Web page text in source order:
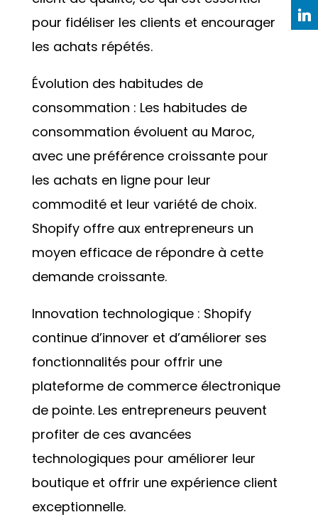
pour fidéliser les clients et encourager
les achats répétés.
Évolution des habitudes de
consommation : Les habitudes de
consommation évoluent au Maroc,
avec une préférence croissante pour
les achats en ligne pour leur
commodité et leur variété de choix.
Shopify offre aux entrepreneurs un
moyen efficace de répondre à cette
demande croissante.
Innovation technologique : Shopify
continue d’innover et d’améliorer ses
fonctionnalités pour offrir une
plateforme de commerce électronique
de pointe. Les entrepreneurs peuvent
profiter de ces avancées
technologiques pour améliorer leur
boutique et offrir une expérience client
exceptionnelle.